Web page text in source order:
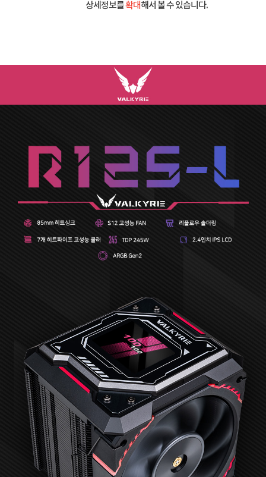
상세정보를확대해서 볼 수 있습니다.